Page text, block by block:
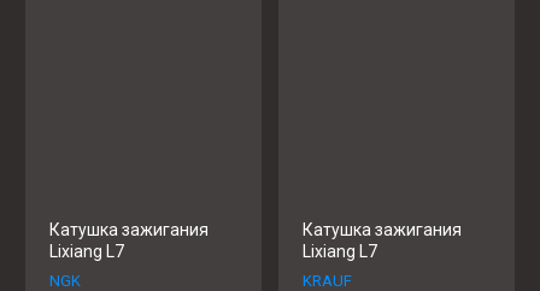
Катушка зажигания
Lixiang L7
NGK
Катушка зажигания
Lixiang L7
KRAUF